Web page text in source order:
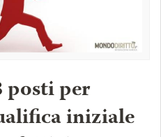
posti per
iniziale